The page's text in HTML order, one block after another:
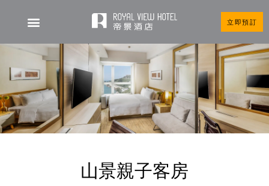
立即預訂
山景親子客房